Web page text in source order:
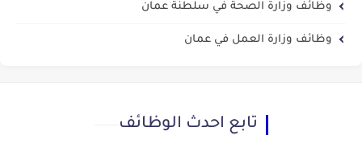
وظائف وزارة الصحة في سلطنة عمان
وظائف وزارة العمل في عمان
تابع احدث الوظائف